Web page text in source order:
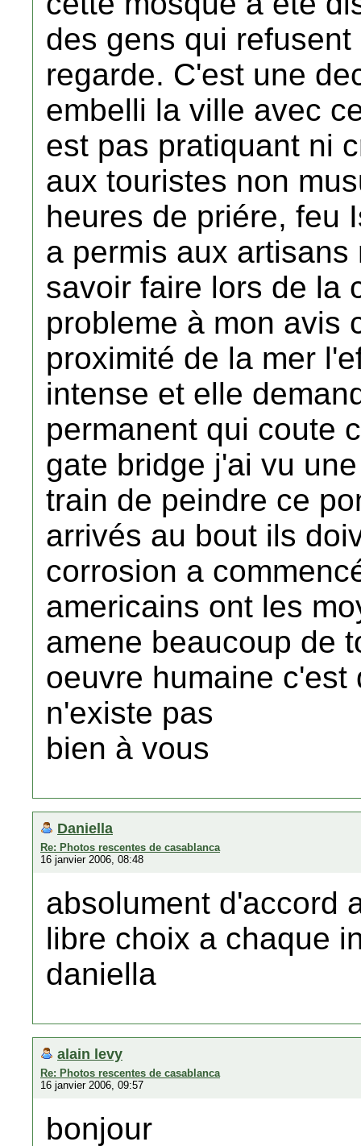
des gens qui
regarde. C'est une
embelli la ville avec
est pas pratiquant ni
aux touristes non
heures de priére, feu
a permis aux
savoir faire lors de la
probleme à mon avis
proximité de la mer
intense et elle
permanent qui coute
gate bridge j'ai vu
train de peindre ce
arrivés au bout ils
corrosion a
americains ont les
amene beaucoup de
oeuvre humaine
n'existe pas
bien à vous
Daniella
Re: Photos rescentes de casablanca
16 janvier 2006, 08:48
absolument d'accord
libre choix a chaque
daniella
alain levy
Re: Photos rescentes de casablanca
16 janvier 2006, 09:57
bonjour